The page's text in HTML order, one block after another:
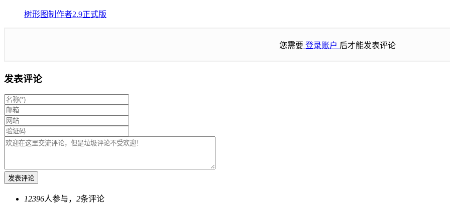
树形图制作者2.9正式版
您需要 登录账户 后才能发表评论
发表评论
12396人参与， 2条评论